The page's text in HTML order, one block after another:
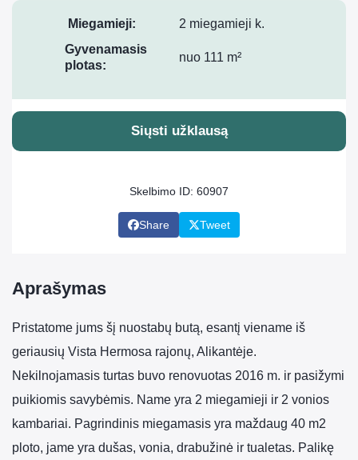
Miegamieji:
2 miegamieji k.
Gyvenamasis
plotas:
nuo 111 m²
Siųsti užklausą
Skelbimo ID: 60907
Share Tweet
Aprašymas
Pristatome jums šį nuostabų butą, esantį viename iš
geriausių Vista Hermosa rajonų, Alikantėje.
Nekilnojamasis turtas buvo renovuotas 2016 m. ir pasižymi
puikiomis savybėmis. Name yra 2 miegamieji ir 2 vonios
kambariai. Pagrindinis miegamasis yra maždaug 40 m2
ploto, jame yra dušas, vonia, drabužinė ir tualetas. Palikę